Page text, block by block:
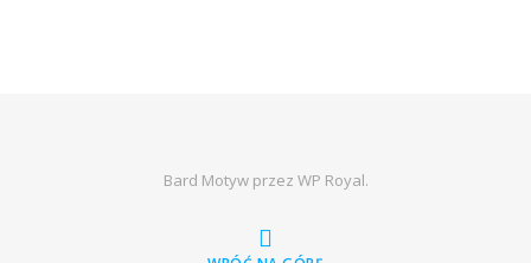
Bard Motyw przez WP Royal.